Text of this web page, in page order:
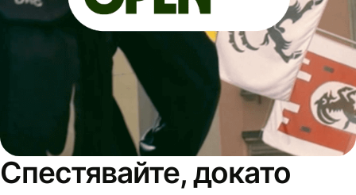
Спестявайте, докато